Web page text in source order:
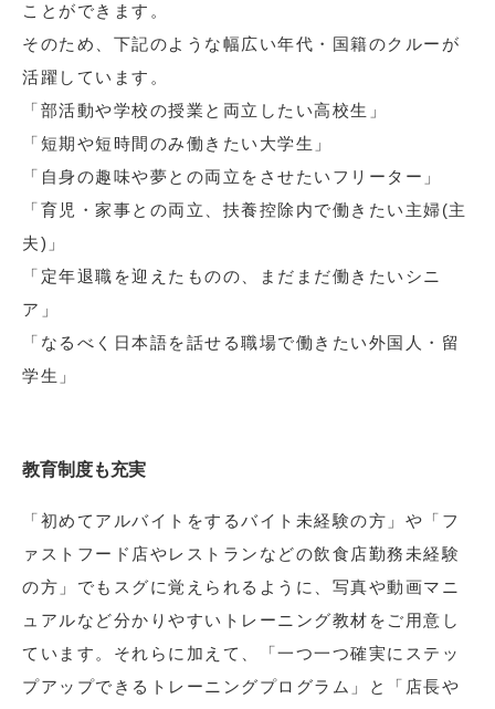
ことができます。
そのため、下記のような幅広い年代・国籍のクルーが
活躍しています。
「部活動や学校の授業と両立したい高校生」
「短期や短時間のみ働きたい大学生」
「自身の趣味や夢との両立をさせたいフリーター」
「育児・家事との両立、扶養控除内で働きたい主婦(主
夫)」
「定年退職を迎えたものの、まだまだ働きたいシニ
ア」
「なるべく日本語を話せる職場で働きたい外国人・留
学生」
教育制度も充実
「初めてアルバイトをするバイト未経験の方」や「フ
ァストフード店やレストランなどの飲食店勤務未経験
の方」でもスグに覚えられるように、写真や動画マニ
ュアルなど分かりやすいトレーニング教材をご用意し
ています。それらに加えて、「一つ一つ確実にステッ
プアップできるトレーニングプログラム」と「店長や